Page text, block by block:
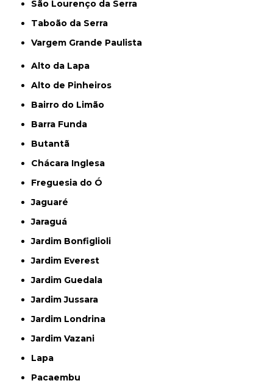
São Lourenço da Serra
Taboão da Serra
Vargem Grande Paulista
Alto da Lapa
Alto de Pinheiros
Bairro do Limão
Barra Funda
Butantã
Chácara Inglesa
Freguesia do Ó
Jaguaré
Jaraguá
Jardim Bonfiglioli
Jardim Everest
Jardim Guedala
Jardim Jussara
Jardim Londrina
Jardim Vazani
Lapa
Pacaembu